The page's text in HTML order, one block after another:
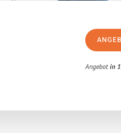
Angebotin